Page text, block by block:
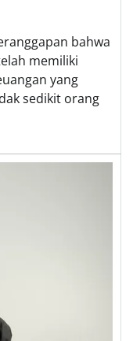
bahwa
memiliki
yang
sedikit orang